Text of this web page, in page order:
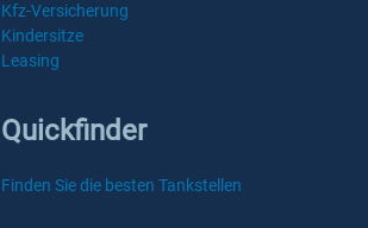
Kfz-Versicherung
Kindersitze
Leasing
Quickfinder
Finden Sie die besten Tankstellen